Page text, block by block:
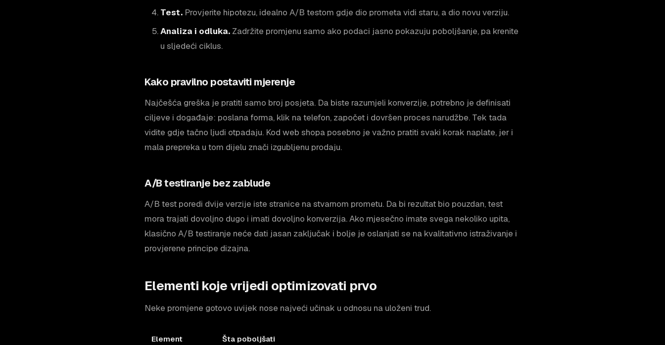
Test. Provjerite hipotezu, idealno A/B testom gdje dio prometa vidi staru, a dio novu verziju.
Analiza i odluka. Zadržite promjenu samo ako podaci jasno pokazuju poboljšanje, pa krenite
u sljedeći ciklus.
Kako pravilno postaviti mjerenje
Najčešća greška je pratiti samo broj posjeta. Da biste razumjeli konverzije, potrebno je definisati
ciljeve i događaje: poslana forma, klik na telefon, započet i dovršen proces narudžbe. Tek tada
vidite gdje tačno ljudi otpadaju. Kod web shopa posebno je važno pratiti svaki korak naplate, jer i
mala prepreka u tom dijelu znači izgubljenu prodaju.
A/B testiranje bez zablude
A/B test poredi dvije verzije iste stranice na stvarnom prometu. Da bi rezultat bio pouzdan, test
mora trajati dovoljno dugo i imati dovoljno konverzija. Ako mjesečno imate svega nekoliko upita,
klasično A/B testiranje neće dati jasan zaključak i bolje je oslanjati se na kvalitativno istraživanje i
provjerene principe dizajna.
Elementi koje vrijedi optimizovati prvo
Neke promjene gotovo uvijek nose najveći učinak u odnosu na uloženi trud.
Element Šta poboljšati